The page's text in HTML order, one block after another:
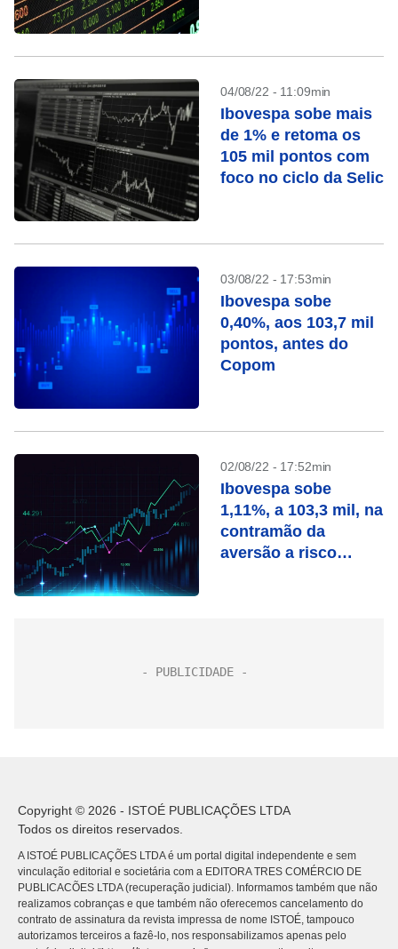
04/08/22 - 11:09min
Ibovespa sobe mais
de 1% e retoma os
105 mil pontos com
foco no ciclo da Selic
03/08/22 - 17:53min
Ibovespa sobe
0,40%, aos 103,7 mil
pontos, antes do
Copom
02/08/22 - 17:52min
Ibovespa sobe
1,11%, a 103,3 mil, na
contramão da
aversão a risco
Copyright © 2026 - ISTOÉ PUBLICAÇÕES LTDA
Todos os direitos reservados.
A ISTOÉ PUBLICAÇÕES LTDA é um portal digital independente e sem
vinculação editorial e societária com a EDITORA TRES COMÉRCIO DE
PUBLICACÕES LTDA (recuperação judicial). Informamos também que não
realizamos cobranças e que também não oferecemos cancelamento do
contrato de assinatura da revista impressa de nome ISTOÉ, tampouco
autorizamos terceiros a fazê-lo, nos responsabilizamos apenas pelo